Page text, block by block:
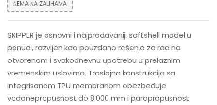
NEMA NA ZALIHAMA
SKIPPER je osnovni i najprodavaniji softshell model u
ponudi, razvijen kao pouzdano rešenje za rad na
otvorenom i svakodnevnu upotrebu u prelaznim
vremenskim uslovima. Troslojna konstrukcija sa
integrisanom TPU membranom obezbeđuje
vodonepropusnost do 8.000 mm i paropropusnost